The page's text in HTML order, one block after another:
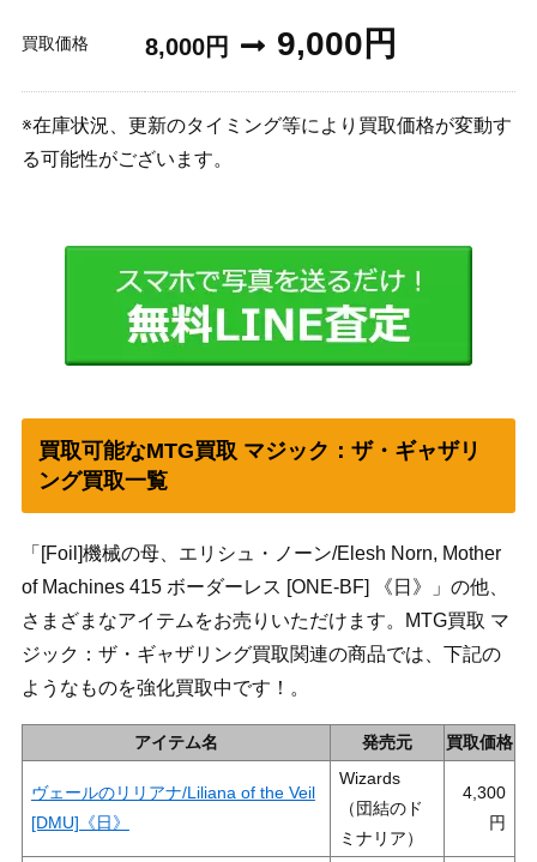
買取価格 8,000円 9,000円
※在庫状況、更新のタイミング等により買取価格が変動す
る可能性がございます。
買取可能なMTG買取 マジック：ザ・ギャザリ
ング買取一覧
「[Foil]機械の母、エリシュ・ノーン/Elesh Norn, Mother
of Machines 415 ボーダーレス [ONE-BF] 《日》」の他、
さまざまなアイテムをお売りいただけます。MTG買取 マ
ジック：ザ・ギャザリング買取関連の商品では、下記の
ようなものを強化買取中です！。
アイテム名 発売元 買取価格
ヴェールのリリアナ/Liliana of the Veil
[DMU]《日》
Wizards
（団結のド
ミナリア）
4,300